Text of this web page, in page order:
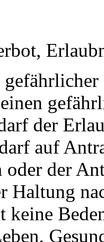
der
auf
der
Haltung
keine